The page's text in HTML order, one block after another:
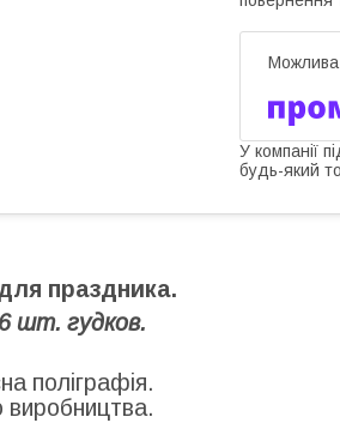
У компанії
будь-який
праздника.
шт. гудков.
поліграфія.
виробництва.